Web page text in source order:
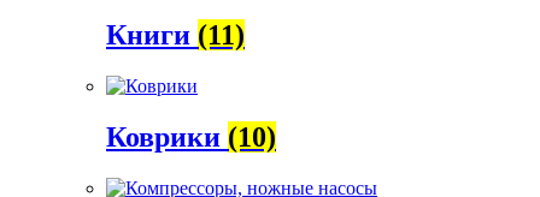
Книги (11)
Коврики (10)